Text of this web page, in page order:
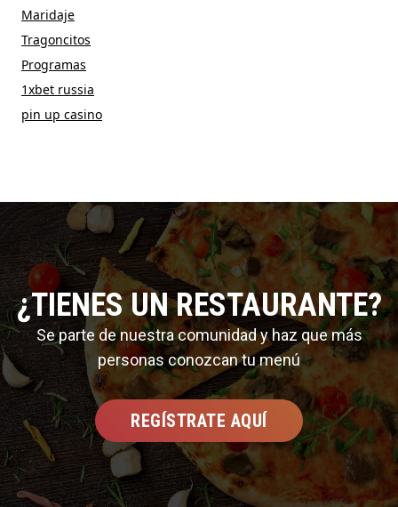
Maridaje
Tragoncitos
Programas
1xbet russia
pin up casino
¿TIENES UN RESTAURANTE?
Se parte de nuestra comunidad y haz que más
personas conozcan tu menú
REGÍSTRATE AQUÍ